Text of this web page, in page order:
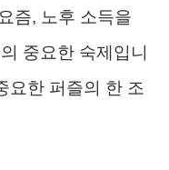
즘, 노후 소득을
중요한 숙제입니
요한 퍼즐의 한 조